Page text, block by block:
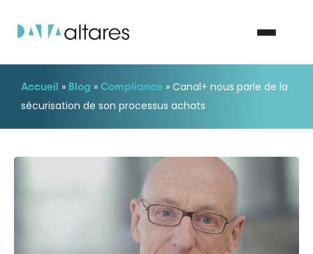
Nous contacter
Vos enjeux
Accueil » Blog » Compliance » Canal+ nous parle de la
sécurisation de son processus achats